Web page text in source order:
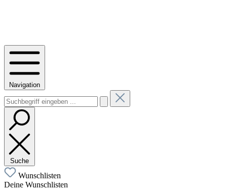
Navigation
Suche
Wunschlisten
Deine Wunschlisten